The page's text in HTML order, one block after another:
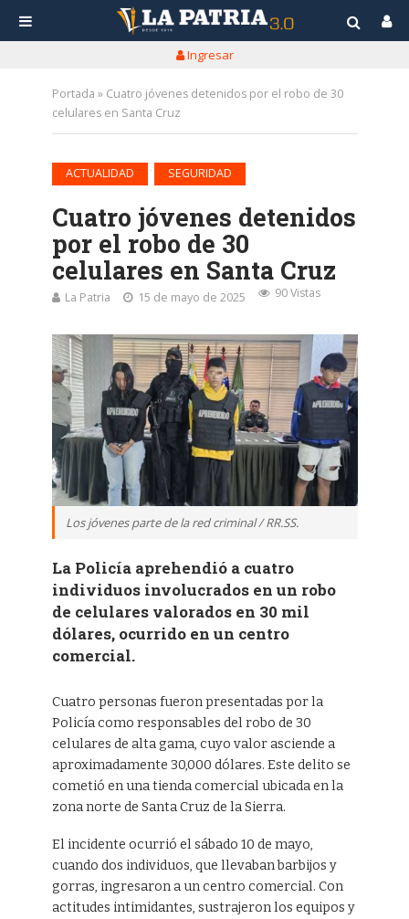
Ingresar
Portada » Cuatro jóvenes detenidos por el robo de 30
celulares en Santa Cruz
ACTUALIDAD SEGURIDAD
Cuatro jóvenes detenidos
por el robo de 30
celulares en Santa Cruz
La Patria 15 de mayo de 2025 90 Vistas
Los jóvenes parte de la red criminal / RR.SS.
La Policía aprehendió a cuatro
individuos involucrados en un robo
de celulares valorados en 30 mil
dólares, ocurrido en un centro
comercial.
Cuatro personas fueron presentadas por la
Policía como responsables del robo de 30
celulares de alta gama, cuyo valor asciende a
aproximadamente 30,000 dólares. Este delito se
cometió en una tienda comercial ubicada en la
zona norte de Santa Cruz de la Sierra.
El incidente ocurrió el sábado 10 de mayo,
cuando dos individuos, que llevaban barbijos y
gorras, ingresaron a un centro comercial. Con
actitudes intimidantes, sustrajeron los equipos y